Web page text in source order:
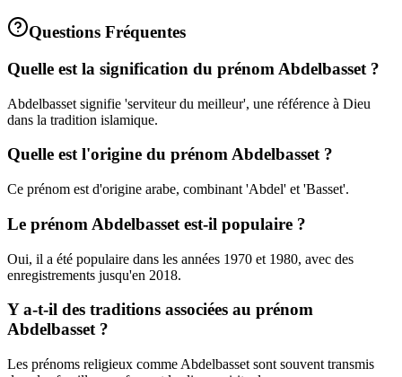
Questions Fréquentes
Quelle est la signification du prénom Abdelbasset ?
Abdelbasset signifie 'serviteur du meilleur', une référence à Dieu
dans la tradition islamique.
Quelle est l'origine du prénom Abdelbasset ?
Ce prénom est d'origine arabe, combinant 'Abdel' et 'Basset'.
Le prénom Abdelbasset est-il populaire ?
Oui, il a été populaire dans les années 1970 et 1980, avec des
enregistrements jusqu'en 2018.
Y a-t-il des traditions associées au prénom
Abdelbasset ?
Les prénoms religieux comme Abdelbasset sont souvent transmis